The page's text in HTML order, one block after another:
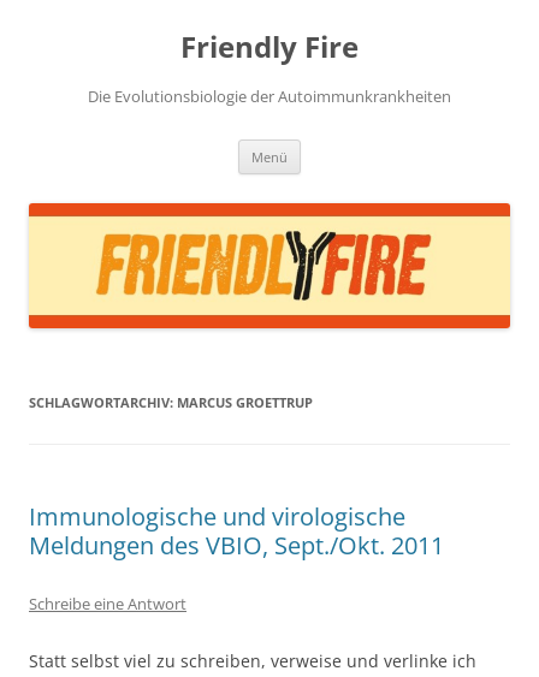
Friendly Fire
Die Evolutionsbiologie der Autoimmunkrankheiten
Menü
SCHLAGWORTARCHIV: MARCUS GROETTRUP
Immunologische und virologische
Meldungen des VBIO, Sept./Okt. 2011
Schreibe eine Antwort
Statt selbst viel zu schreiben, verweise und verlinke ich